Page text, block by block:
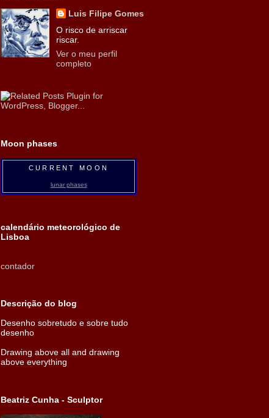
Luis Filipe Gomes
O risco de arriscar
riscar.
Ver o meu perfil
completo
Moon phases
CURRENT MOON
lunar phases
calendário meteorológico de
Lisboa
contador
Descrição do blog
Desenho sobretudo e sobre tudo
desenho
Drawing above all and drawing
above everything
Beatriz Cunha - Sculptor